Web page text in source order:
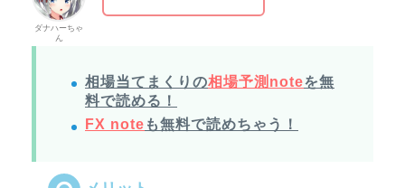
ダナハーちゃ
ん
相場当てまくりの相場予測noteを無
料で読める！
FX note も無料で読めちゃう！